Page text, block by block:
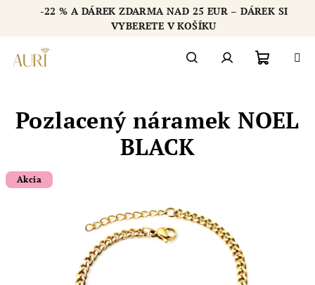
-22 % A DÁREK ZDARMA NAD 25 EUR – DÁREK SI
VYBERETE V KOŠÍKU
košík
Pozlacený náramek NOEL
BLACK
Akcia
Chatbot šperkovnice AURI